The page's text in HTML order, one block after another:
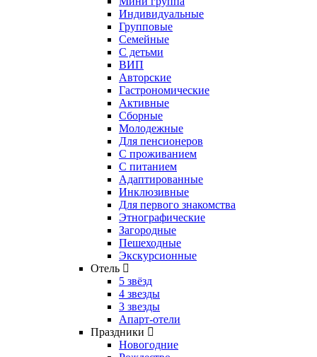
Индивидуальные
Групповые
Семейные
С детьми
ВИП
Авторские
Гастрономические
Активные
Сборные
Молодежные
Для пенсионеров
С проживанием
С питанием
Адаптированные
Инклюзивные
Для первого знакомства
Этнографические
Загородные
Пешеходные
Экскурсионные
Отель
5 звёзд
4 звезды
3 звезды
Апарт-отели
Праздники
Новогодние